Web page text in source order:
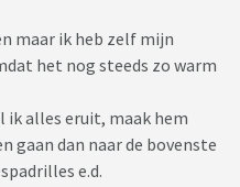
maar ik heb zelf mijn
het nog steeds zo warm
ik alles eruit, maak hem
gaan dan naar de bovenste
e.d.